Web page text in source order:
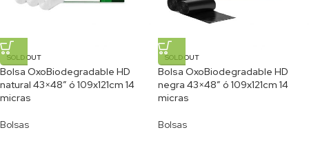
SOLD OUT
Bolsa OxoBiodegradable HD
natural 43×48″ ó 109x121cm 14
micras
Bolsas
SOLD OUT
Bolsa OxoBiodegradable HD
negra 43×48″ ó 109x121cm 14
micras
Bolsas